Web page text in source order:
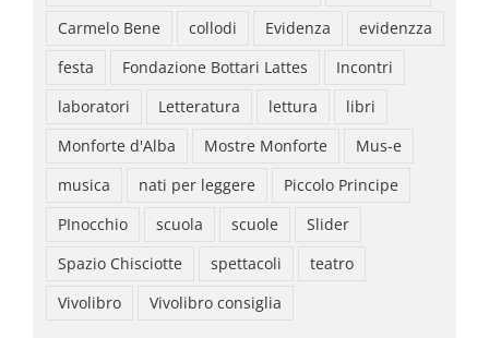
Carmelo Bene
collodi Evidenza
evidenzza
festa
Fondazione Bottari Lattes
Incontri
laboratori
Letteratura lettura
libri
Monforte d'Alba
Mostre Monforte
Mus-e
musica
nati per leggere
Piccolo Principe
PInocchio
scuola scuole
Slider
Spazio Chisciotte
spettacoli
teatro
Vivolibro
Vivolibro consiglia